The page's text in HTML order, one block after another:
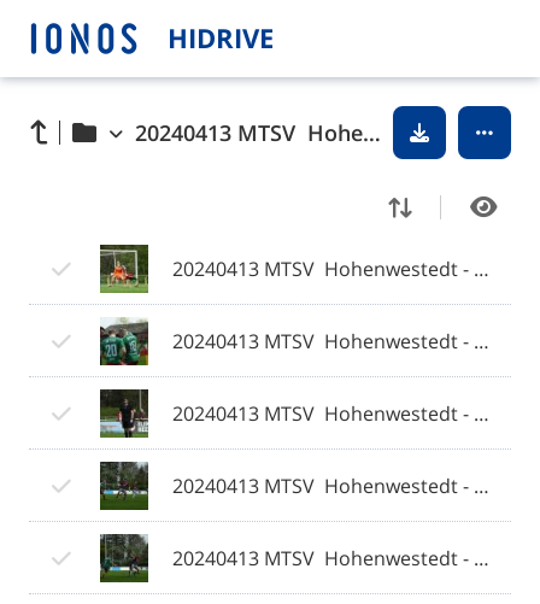
HIDRIVE
20240413 MTSV  Hohenwestedt - Weiche Flensburg 08 II © 2024 Olaf Wegerich
20240413 MTSV  Hohenwestedt - Weiche Flensburg 08 II 001 © 2024 Olaf Wegerich.jpg
20240413 MTSV  Hohenwestedt - Weiche Flensburg 08 II 002 © 2024 Olaf Wegerich.jpg
20240413 MTSV  Hohenwestedt - Weiche Flensburg 08 II 003 © 2024 Olaf Wegerich.jpg
20240413 MTSV  Hohenwestedt - Weiche Flensburg 08 II 004 © 2024 Olaf Wegerich.jpg
20240413 MTSV  Hohenwestedt - Weiche Flensburg 08 II 005 © 2024 Olaf Wegerich.jpg